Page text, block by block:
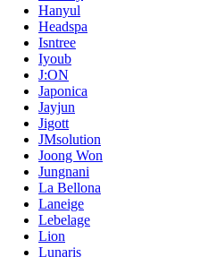
Hanyul
Headspa
Isntree
Iyoub
J:ON
Japonica
Jayjun
Jigott
JMsolution
Joong Won
Jungnani
La Bellona
Laneige
Lebelage
Lion
Lunaris